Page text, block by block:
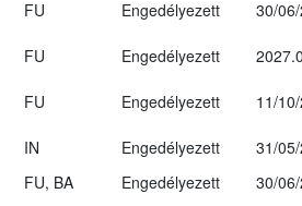
FU Engedélyezett 30/
FU Engedélyezett
FU Engedélyezett 11/
IN Engedélyezett
31/
FU, BA Engedélyezett
30/